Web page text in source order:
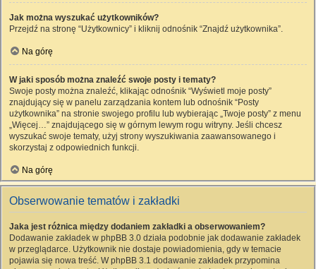
Jak można wyszukać użytkowników?
Przejdź na stronę “Użytkownicy” i kliknij odnośnik “Znajdź użytkownika”.
Na górę
W jaki sposób można znaleźć swoje posty i tematy?
Swoje posty można znaleźć, klikając odnośnik “Wyświetl moje posty”
znajdujący się w panelu zarządzania kontem lub odnośnik “Posty
użytkownika” na stronie swojego profilu lub wybierając „Twoje posty” z menu
„Więcej…” znajdującego się w górnym lewym rogu witryny. Jeśli chcesz
wyszukać swoje tematy, użyj strony wyszukiwania zaawansowanego i
skorzystaj z odpowiednich funkcji.
Na górę
Obserwowanie tematów i zakładki
Jaka jest różnica między dodaniem zakładki a obserwowaniem?
Dodawanie zakładek w phpBB 3.0 działa podobnie jak dodawanie zakładek
w przeglądarce. Użytkownik nie dostaje powiadomienia, gdy w temacie
pojawia się nowa treść. W phpBB 3.1 dodawanie zakładek przypomina